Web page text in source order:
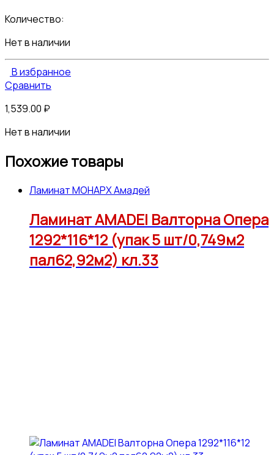
Количество:
Нет в наличии
В избранное
Сравнить
1,539.00 ₽
Нет в наличии
Похожие товары
Ламинат МОНАРХ Амадей
Ламинат AMADEI Валторна Опера
1292*116*12 (упак 5 шт/0,749м2
пал62,92м2) кл.33